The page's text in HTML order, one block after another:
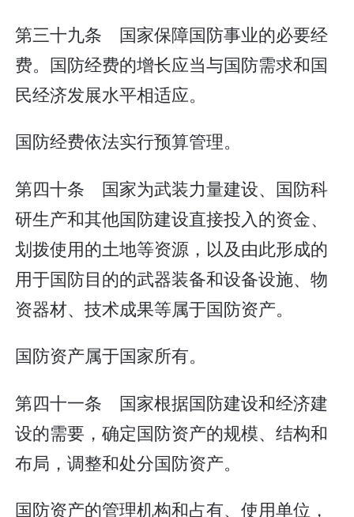
第三十九条 国家保障国防事业的必要经
费。国防经费的增长应当与国防需求和国
民经济发展水平相适应。
国防经费依法实行预算管理。
第四十条 国家为武装力量建设、国防科
研生产和其他国防建设直接投入的资金、
划拨使用的土地等资源，以及由此形成的
用于国防目的的武器装备和设备设施、物
资器材、技术成果等属于国防资产。
国防资产属于国家所有。
第四十一条 国家根据国防建设和经济建
设的需要，确定国防资产的规模、结构和
布局，调整和处分国防资产。
国防资产的管理机构和占有、使用单位，